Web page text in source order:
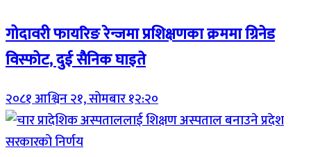
गोदावरी फायरिङ रेन्जमा प्रशिक्षणका क्रममा ग्रिनेड
विस्फोट, दुई सैनिक घाइते
२०८१ आश्विन २१, सोमबार १२:२०